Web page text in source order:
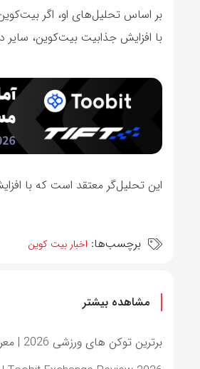
با افزایش جذابیت بیت‌کوین، سایر
این تحلیل‌گر معتقد است که با افزایش
برچسب‌ها: اخبار بیت کوین
مشاهده بیشتر
برترین توکن های ورزشی 2026 | معرفی ارزهای مرتبط با جام جهانی در صرافی Toobit